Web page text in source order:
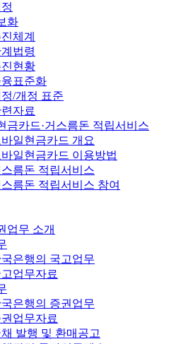
화
체계
법령
현황
융표준화
/개정 표준
자료
금카드·거스름돈 적립서비스
바일현금카드 개요
바일현금카드 이용방법
름돈 적립서비스
름돈 적립서비스 참여
업무 소개
은행의 국고업무
업무자료
은행의 증권업무
업무자료
발행 및 환매공고